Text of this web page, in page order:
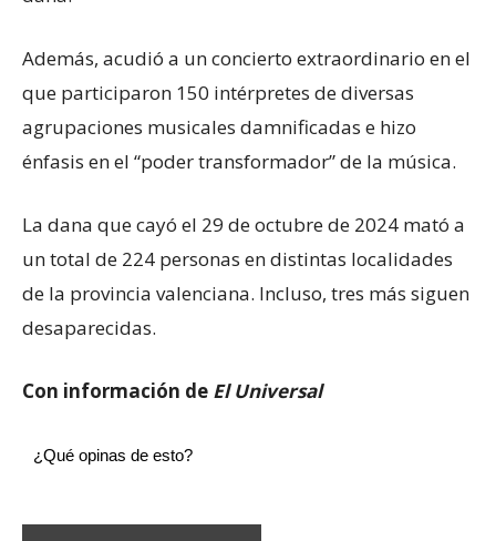
Además, acudió a un concierto extraordinario en el
que participaron 150 intérpretes de diversas
agrupaciones musicales damnificadas e hizo
énfasis en el “poder transformador” de la música.
La dana que cayó el 29 de octubre de 2024 mató a
un total de 224 personas en distintas localidades
de la provincia valenciana. Incluso, tres más siguen
desaparecidas.
Con información de El Universal
¿Qué opinas de esto?